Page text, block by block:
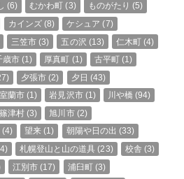
(6) むかわ町 (3) ものがたり (5)
カインズ(8) ケシュア (7)
三笠市 (3) 五の沢 (13) 仁木町 (4)
歳市(1) 厚真町 (1) 古平町 (1)
夕張市 (2) 夕日 (43)
室蘭市(1) 岩見沢市(1) 川や橋 (94)
津村(3) 旭川市(2)
(4) 望来 (1) 朝陽や日の出 (33)
札幌登山と山の道具 (23) 校舎 (3)
江別市 (17) 浦臼町(3)